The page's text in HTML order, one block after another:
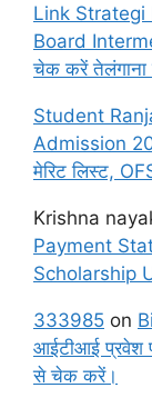
Link Strategi
Board
चेक करें तेलंगाना
Student
Admission
मेरिट लिस्ट,
Krishna
Payment
Scholarship
333985 on
आईटीआई प्रवेश
से चेक करें।